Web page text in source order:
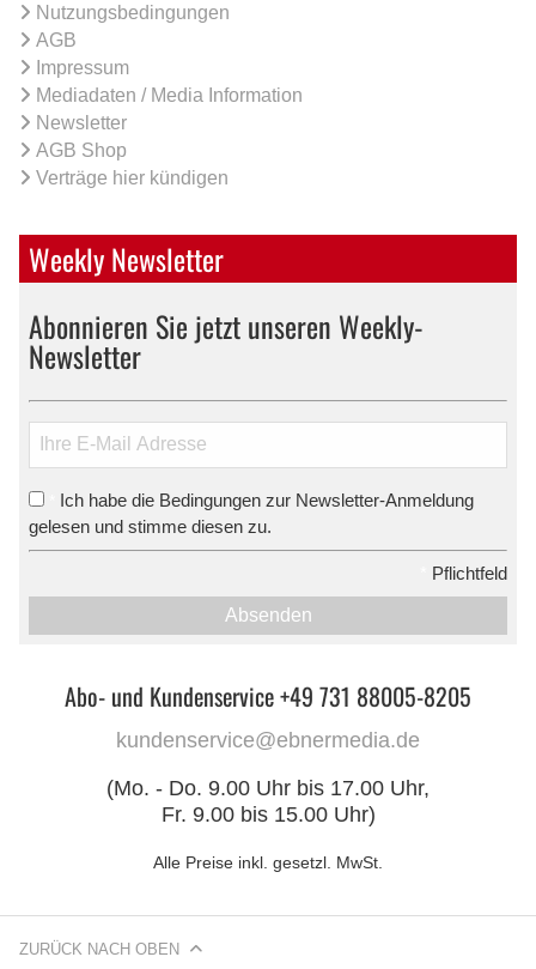
Nutzungsbedingungen
AGB
Impressum
Mediadaten / Media Information
Newsletter
AGB Shop
Verträge hier kündigen
Weekly Newsletter
Abonnieren Sie jetzt unseren Weekly-
Newsletter
Ich habe die Bedingungen zur Newsletter-Anmeldung
gelesen und stimme diesen zu.
Pflichtfeld
Absenden
Abo- und Kundenservice +49 731 88005-8205
kundenservice@ebnermedia.de
(Mo. - Do. 9.00 Uhr bis 17.00 Uhr,
Fr. 9.00 bis 15.00 Uhr)
Alle Preise inkl. gesetzl. MwSt.
ZURÜCK NACH OBEN